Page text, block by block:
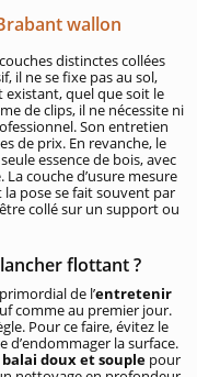
wallon
distinctes collées
il ne se fixe pas au sol,
existant, quel que soit le
de clips, il ne nécessite ni
Son entretien
de prix. En revanche, le
essence de bois, avec
La couche d’usure mesure
pose se fait souvent par
collé sur un support ou
flottant ?
de l’entretenir
comme au premier jour.
Pour ce faire, évitez le
d’endommager la surface.
balai doux et souple pour